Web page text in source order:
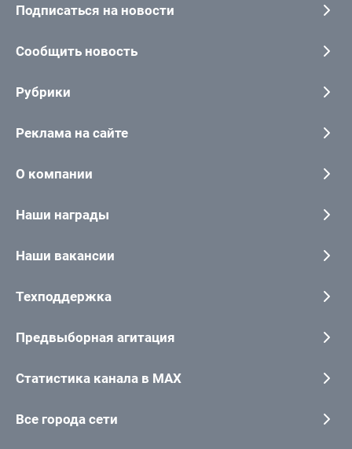
Подписаться на новости
Сообщить новость
Рубрики
Реклама на сайте
О компании
Наши награды
Наши вакансии
Техподдержка
Предвыборная агитация
Статистика канала в MAX
Все города сети